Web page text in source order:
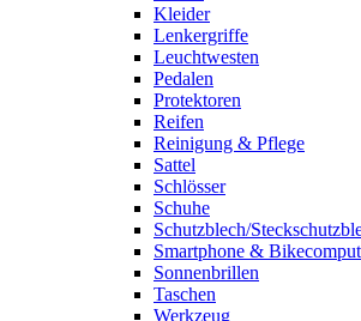
Kleider
Lenkergriffe
Leuchtwesten
Pedalen
Protektoren
Reifen
Reinigung & Pflege
Sattel
Schlösser
Schuhe
Schutzblech/
Smartphone &
Sonnenbrillen
Taschen
Werkzeug